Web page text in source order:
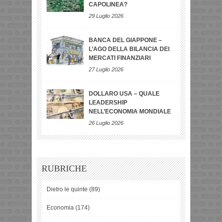
CAPOLINEA?
29 Luglio 2026
BANCA DEL GIAPPONE –
L’AGO DELLA BILANCIA DEI
MERCATI FINANZIARI
27 Luglio 2026
DOLLARO USA – QUALE
LEADERSHIP
NELL’ECONOMIA MONDIALE
26 Luglio 2026
RUBRICHE
Dietro le quinte (89)
Economia (174)